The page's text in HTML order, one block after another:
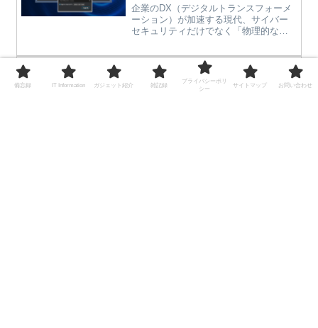
スマホからアクセスしようと思うと有
料になります。そして、どのグループ
ウェアもWeb上で全てを管理するよう
に作られているようで、一覧などの印
い・・・。当然かもしれませんが、紙
でも見たいという人たちは多いと思う
のですが・・・。なんとなくですが、
始動
企業のDX（デジタルトランスフォーメ
ーション）が加速する現代、サイバー
セキュリティだけでなく「物理的な安
えています。先日、IT業界の動向に詳
しい知人と情報交換をしていた際、
「セキュリティ業界のAppleやG...
雑記録
ドコモ純正のアプリ
「CommuniCase」が配信終了
備忘録 IT Information ガジェット紹介 雑記録
プライバシーポリ
シー
サイトマップ お問い合わせ